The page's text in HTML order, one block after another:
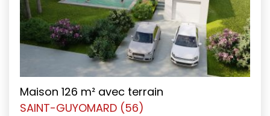
Maison 126 m² avec terrain
SAINT-GUYOMARD (56)